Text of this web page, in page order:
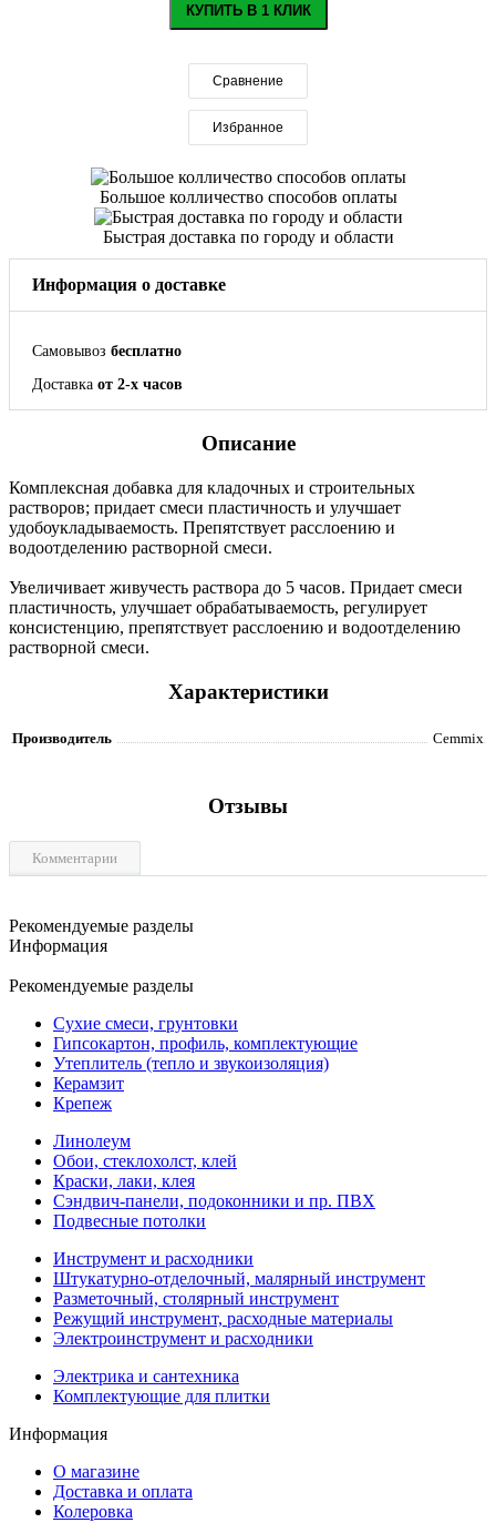
КУПИТЬ В 1 КЛИК
Сравнение
Избранное
Большое колличество способов оплаты
Быстрая доставка по городу и области
Информация о доставке
Самовывоз бесплатно
Доставка от 2-х часов
Описание
Комплексная добавка для кладочных и строительных
растворов; придает смеси пластичность и улучшает
удобоукладываемость. Препятствует расслоению и
водоотделению растворной смеси.
Увеличивает живучесть раствора до 5 часов. Придает смеси
пластичность, улучшает обрабатываемость, регулирует
консистенцию, препятствует расслоению и водоотделению
растворной смеси.
Характеристики
Производитель Cemmix
Отзывы
Комментарии
Рекомендуемые разделы
Информация
Рекомендуемые разделы
Сухие смеси, грунтовки
Гипсокартон, профиль, комплектующие
Утеплитель (тепло и звукоизоляция)
Керамзит
Крепеж
Линолеум
Обои, стеклохолст, клей
Краски, лаки, клея
Сэндвич-панели, подоконники и пр. ПВХ
Подвесные потолки
Инструмент и расходники
Штукатурно-отделочный, малярный инструмент
Разметочный, столярный инструмент
Режущий инструмент, расходные материалы
Электроинструмент и расходники
Электрика и сантехника
Комплектующие для плитки
Информация
О магазине
Доставка и оплата
Колеровка